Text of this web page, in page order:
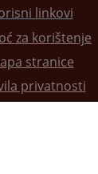
linkovi
za korištenje
stranice
privatnosti